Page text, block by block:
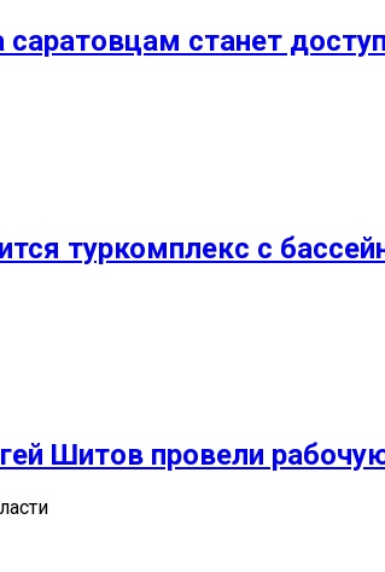
саратовцам станет
туркомплекс с
Шитов провели